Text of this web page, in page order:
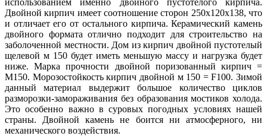
Двойной кирпич имеет соотношение сторон 250х120х138, что
и отличает его от остального кирпича. Керамический камень
двойного формата отлично подходит для строительство на
заболоченной местности. Дом из кирпич двойной пустотелый
щелевой м 150 будет иметь меньшую массу и нагрузка будет
ниже. Марка прочности двойной поризованный кирпич =
М150. Морозостойкость кирпич двойной м 150 = F100. Зимой
данный материал выдержит большое количество циклов
разморозки-замораживания без образования мостиков холода.
Это особенно важно в суровых погодных условиях нашей
страны. Двойной камень не боится ни атмосферного, ни
механического воздействия.